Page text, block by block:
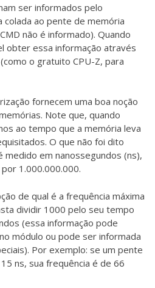
ser informados pelo
ao pente de memória
não é informado). Quando
obter essa informação através
o gratuito CPU-Z, para
fornecem uma boa noção
Note que, quando
ao tempo que a memória leva
O que não foi dito
medido em nanossegundos (ns),
1.000.000.000.
de qual é a frequência máxima
dividir 1000 pelo seu tempo
(essa informação pode
módulo ou pode ser informada
Por exemplo: se um pente
ns, sua frequência é de 66